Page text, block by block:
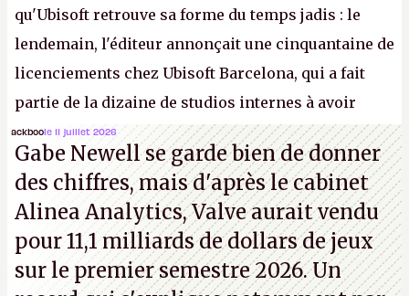
qu'Ubisoft retrouve sa forme du temps jadis : le
lendemain, l'éditeur annonçait une cinquantaine de
licenciements chez Ubisoft Barcelona, qui a fait
partie de la dizaine de studios internes à avoir
travaillé sur cetAssassin's Creedsous la direction
d'Ubisoft Singapour.A.
ackboole 11 juillet 2026
Gabe Newell se garde bien de donner
des chiffres, mais d'après le cabinet
Alinea Analytics, Valve aurait vendu
pour 11,1 milliards de dollars de jeux
sur le premier semestre 2026. Un